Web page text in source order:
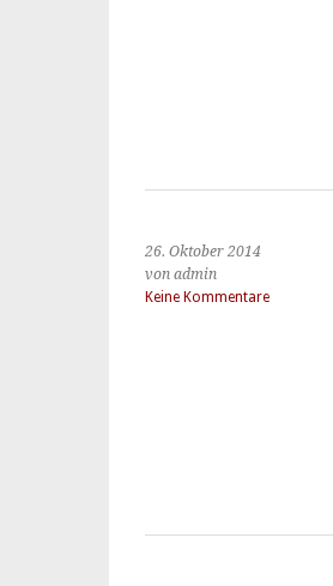
26. Oktober 2014
von admin
Keine Kommentare